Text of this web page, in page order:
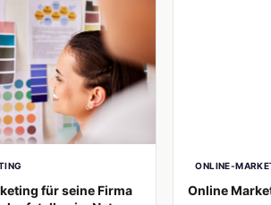
für seine Firma
ONLINE-
Online